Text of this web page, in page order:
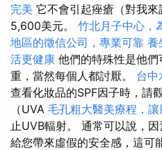
完美 它不會引起痤瘡（對我
5,600美元。 竹北月子中心，
地區的徵信公司，專業可靠 養
活更健康 他們的特殊性是他
重，當然每個人都討厭。 台中
查看化妝品的SPF因子時，請
（UVA 毛孔粗大醫美療程，
止UVB輻射。 通常可以說，
給您帶來虛假的安全感，這可